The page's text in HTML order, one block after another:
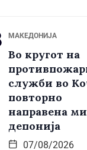
МАКЕДОНИЈА
Во кругот на
служби во
повторно
направена
депонија
07/08/2026